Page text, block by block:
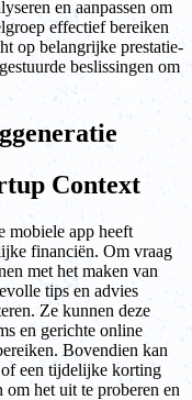
en aanpassen om
effectief bereiken
op belangrijke prestatie-
beslissingen om
Context
mobiele app heeft
financiën. Om vraag
met het maken van
tips en advies
Ze kunnen deze
en gerichte online
Bovendien kan
of een tijdelijke korting
het uit te proberen en